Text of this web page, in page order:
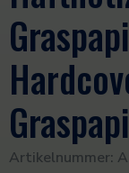
Artikelnummer: